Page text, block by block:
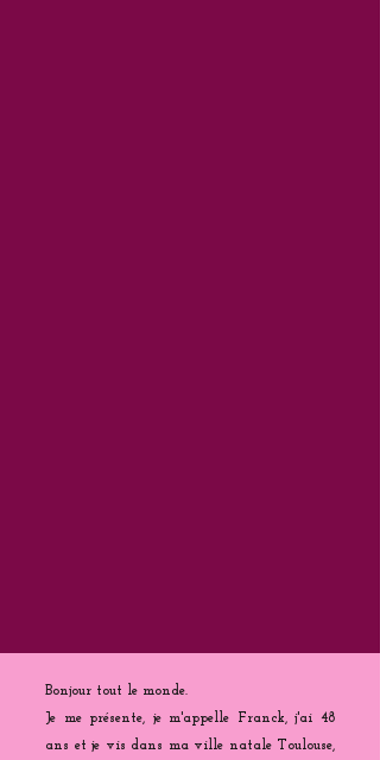
Bonjour tout le monde.
Je me présente, je m'appelle Franck, j'ai 48
ans et je vis dans ma ville natale Toulouse,